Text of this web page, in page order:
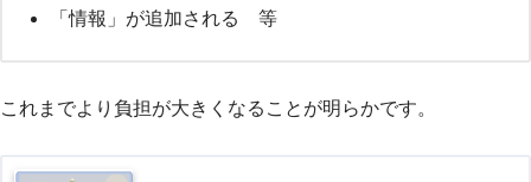
「情報」が追加される 等
これまでより負担が大きくなることが明らかです。